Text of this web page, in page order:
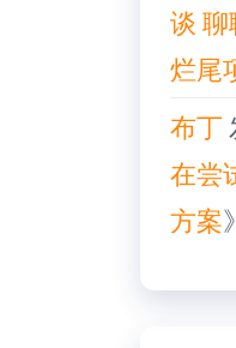
谈
烂尾
布丁
在尝
方案》